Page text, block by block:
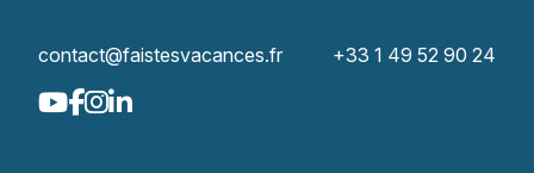
contact@faistesvacances.fr +33 1 49 52 90 24